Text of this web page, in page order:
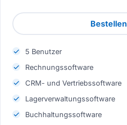
Bestellen
5 Benutzer
Rechnungssoftware
CRM- und Vertriebssoftware
Lagerverwaltungssoftware
Buchhaltungssoftware